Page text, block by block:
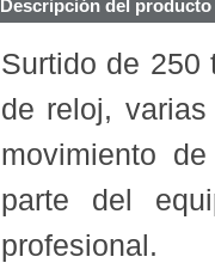
Descripción del producto
Surtido de 250
de reloj,
movimiento
parte del
profesional.